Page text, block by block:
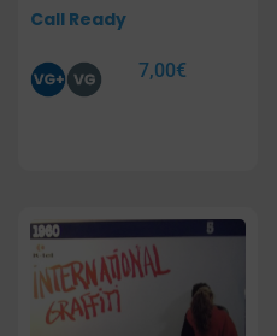
Call Ready
7,00€